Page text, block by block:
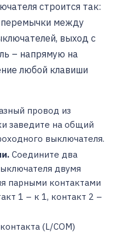
строится так:
между
выход с
– напрямую на
любой клавиши
провод из
заведите на общий
выключателя.
Соедините два
двумя
парными контактами
1 – к 1, контакт 2 –
(L/COM)